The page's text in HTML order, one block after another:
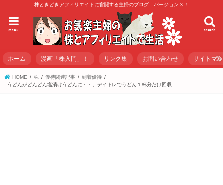
株ときどきアフィリエイトに奮闘する主婦のブログ バージョン３！
search
menu
ホーム 漫画「株入門」！ リンク集 お問い合わせ サイトマ
HOME 株 優待関連記事
到着優待
うどんがどんどん塩漬けうどんに・・。デイトレでうどん１杯分だけ回収